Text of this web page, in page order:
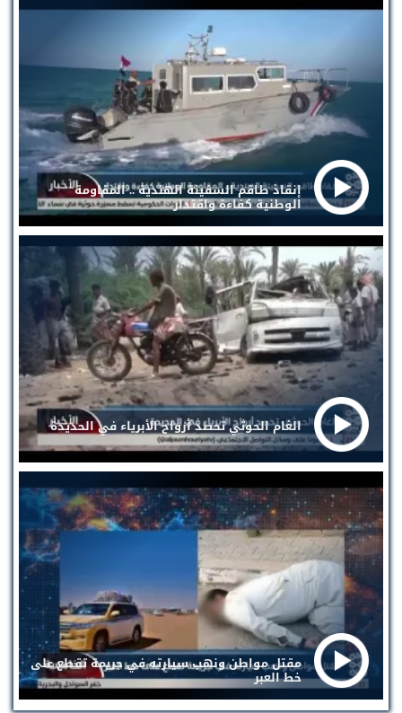
إنقاذ طاقم السفينة الهندية .. المقاومة
الوطنية كفاءة واقتدار
الغام الحوثي تحصد أرواح الأبرياء في الحديدة
مقتل مواطن ونهب سيارته في جريمة تقطع على
خط العبر